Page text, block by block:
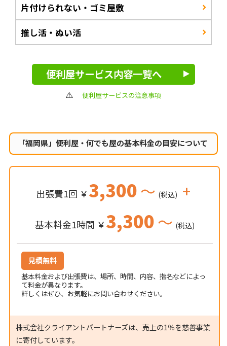
片付けられない・ゴミ屋敷
推し活・ぬい活
便利屋サービス内容一覧へ
便利屋サービスの注意事項
「福岡県」便利屋・何でも屋の基本料金の目安について
出張費1回 ￥3,300～ (税込) +
基本料金1時間 ￥3,300～ (税込)
見積無料
基本料金および出張費は、場所、時間、内容、指名などによっ
て料金が異なります。
詳しくはぜひ、お気軽にお問い合わせください。
株式会社クライアントパートナーズは、売上の1％を慈善事業
に寄付しています。